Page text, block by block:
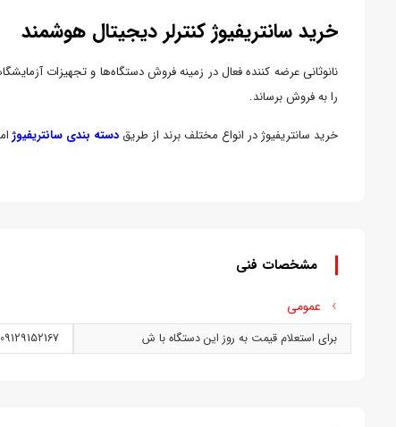
خرید سانتریفیوژ کنترلر دیجیتال هوشمند
نانوثانی عرضه کننده فعال در زمینه فروش دستگاه‌ها و تجهیزات
را به فروش برساند.
خرید سانتریفیوژ در انواع مختلف برند از طریق دسته بندی سانتریفیوژ
مشخصات فنی
عمومی
برای استعلام قیمت به روز این دستگاه با ش 09129152167 و يا 05138688890 (ابوالفضل)